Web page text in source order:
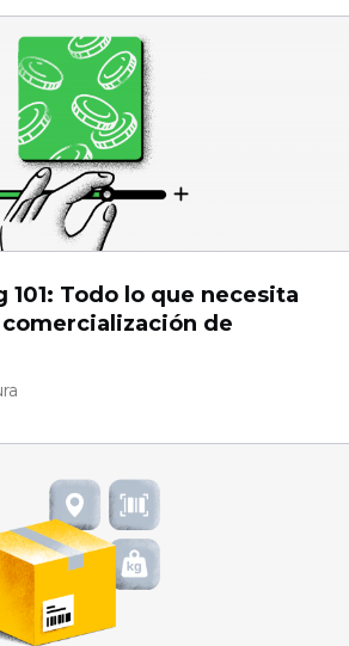
101: Todo lo que necesita
de